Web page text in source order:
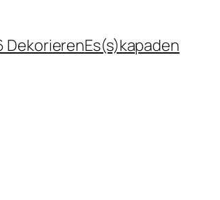
DekorierenEs(s)kapaden